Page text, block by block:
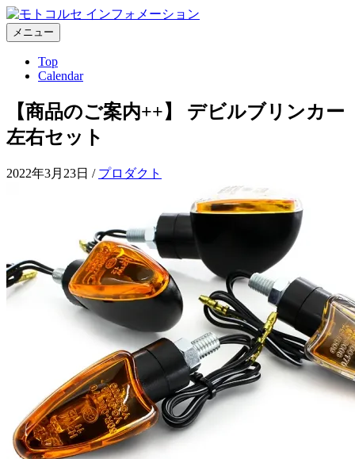
コ
ン
テ
キ
ッ
メニュー
Top
Calendar
【商品のご案内++】 デビルブリンカー
左右セット
2022年3月23日 / プロダクト